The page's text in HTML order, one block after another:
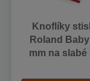
Knoflíky
Roland
mm na slabé